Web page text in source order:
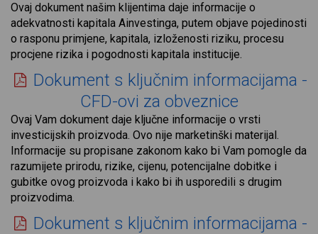
Ovaj dokument našim klijentima daje informacije o
adekvatnosti kapitala Ainvestinga, putem objave pojedinosti
o rasponu primjene, kapitala, izloženosti riziku, procesu
procjene rizika i pogodnosti kapitala institucije.
Dokument s ključnim informacijama -
CFD-ovi za obveznice
Ovaj Vam dokument daje ključne informacije o vrsti
investicijskih proizvoda. Ovo nije marketinški materijal.
Informacije su propisane zakonom kako bi Vam pomogle da
razumijete prirodu, rizike, cijenu, potencijalne dobitke i
gubitke ovog proizvoda i kako bi ih usporedili s drugim
proizvodima.
Dokument s ključnim informacijama -